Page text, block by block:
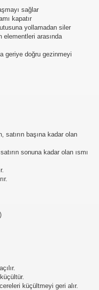
sağlar
kapatır
yollamadan siler
elementleri arasında
geriye doğru gezinmeyi
satırın başına kadar olan
sonuna kadar olan ısmı
küçültmeyi geri alır.